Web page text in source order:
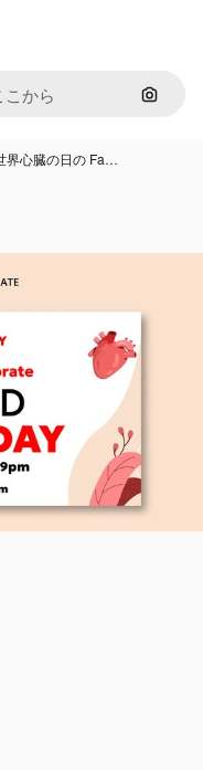
画像で
界心臓の日の Fa…